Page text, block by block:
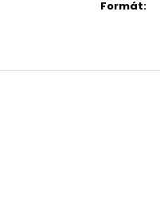
Formát: